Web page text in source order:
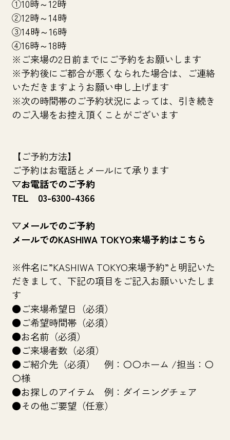
①10時～12時
②12時～14時
③14時～16時
④16時～18時
※ご来場の2日前までにご予約をお願いします
※予約後にご都合が悪くなられた場合は、ご連絡
いただきますようお願い申し上げます
※次の時間帯のご予約状況によっては、引き続き
のご入場をお控え頂くことがございます
【ご予約方法】
ご予約はお電話とメールにて承ります
▽お電話でのご予約
TEL 03-6300-4366
▽メールでのご予約
メールでのKASHIWA TOKYO来場予約はこちら
※件名に”KASHIWA TOKYO来場予約”と明記いた
だきまして、下記の項目をご記入お願いいたしま
す
●ご来場希望日（必須）
●ご希望時間帯（必須）
●お名前（必須）
●ご来場者数（必須）
●ご紹介先（必須） 例：〇〇ホーム /担当：〇
〇様
●お探しのアイテム 例：ダイニングチェア
●その他ご要望（任意）